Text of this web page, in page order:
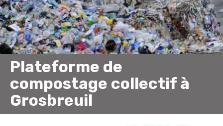
Plateforme de
compostage collectif à
Grosbreuil